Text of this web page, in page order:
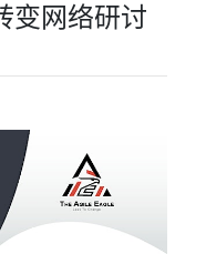
变网络研讨